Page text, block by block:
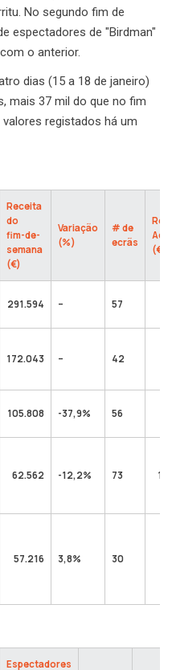
No segundo fim de
espectadores de "Birdman"
o anterior.
dias (15 a 18 de janeiro)
mais 37 mil do que no fim
registados há um
Receita
do
fim-de-
semana
(€)
Variação
(%)
# de
ecrãs
(€)
291.594 – 57
172.043 – 42
105.808 -37,9% 56
62.562 -12,2% 73
57.216 3,8% 30
Espectadores